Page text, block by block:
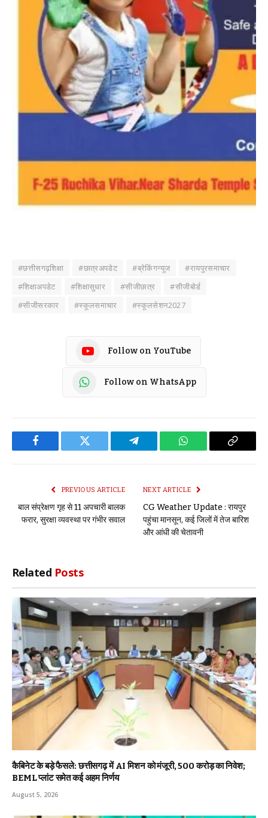
#छत्तीसगढ़शिक्षा #छात्रअपडेट #ब्रेकिंगन्यूज
#रायपुरसमाचार
#शिक्षाअपडेट
#शिक्षासुधार #सीजीछात्र
#सीजीबोर्ड
#सीजीसरकार
#स्कूलसमाचार #स्कूलसेशन2027
Follow on YouTube
Follow on WhatsApp
Facebook Twitter Telegram WhatsApp Copy
PREVIOUS ARTICLE
बाल संप्रेक्षण गृह से 11 अपचारी बालक
फरार, सुरक्षा व्यवस्था पर गंभीर सवाल
NEXT ARTICLE
CG Weather Update : रायपुर
पहुंचा मानसून, कई जिलों में तेज बारिश
और आंधी की चेतावनी
Related Posts
कैबिनेट के बड़े फैसले: छत्तीसगढ़ में AI मिशन को मंजूरी, 500 करोड़ का निवेश;
BEML प्लांट समेत कई अहम निर्णय
August 5, 2026